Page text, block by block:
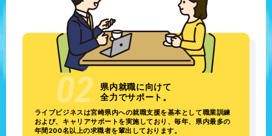
県内就職に向けて
全力でサポート。
ライブビジネスは宮崎県内への就職支援を基本として職業訓練
および、キャリアサポートを実施しており、毎年、県内最多の
年間200名以上の求職者を輩出しております。